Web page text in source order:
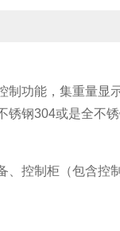
功能，集重量显
钢304或是全不锈
控制柜（包含控